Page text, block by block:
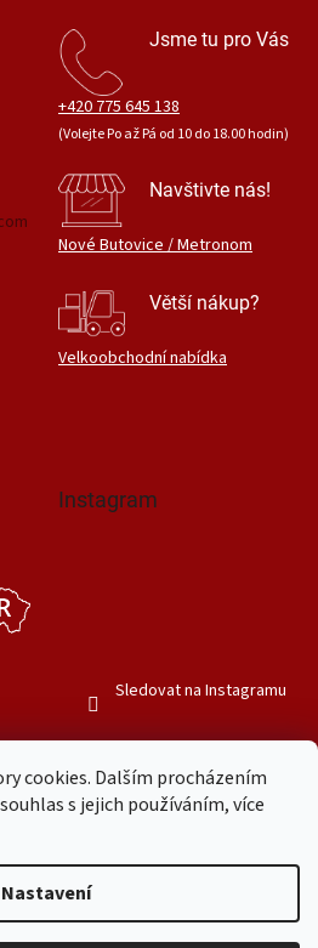
cookies. Dalším procházením
s jejich používáním, více
Nastavení
Jsme tu pro Vás
+420 775 645 138
(Volejte Po až Pá od 10 do 18.00 hodin)
Navštivte nás!
Nové Butovice / Metronom
Větší nákup?
Velkoobchodní nabídka
Instagram
Sledovat na Instagramu
. Všechna práva vyhrazena.Upravit